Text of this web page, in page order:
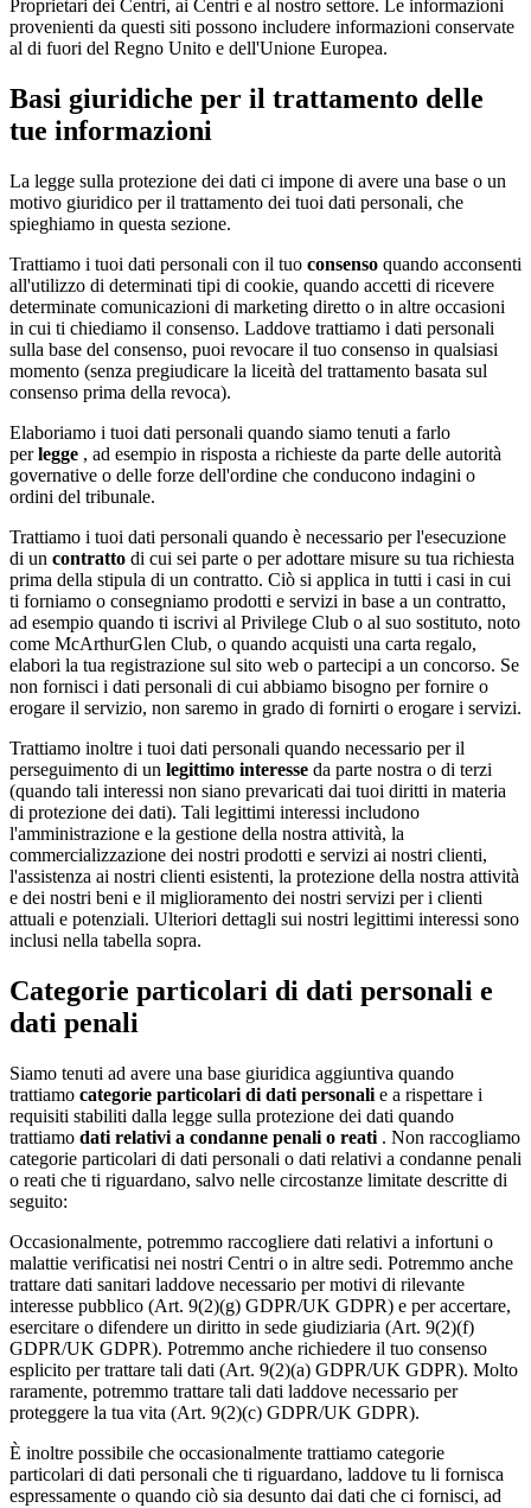
Proprietari dei Centri, ai Centri e al nostro settore. Le informazioni
provenienti da questi siti possono includere informazioni conservate
al di fuori del Regno Unito e dell'Unione Europea.
Basi giuridiche per il trattamento delle
tue informazioni
La legge sulla protezione dei dati ci impone di avere una base o un
motivo giuridico per il trattamento dei tuoi dati personali, che
spieghiamo in questa sezione.
Trattiamo i tuoi dati personali con il tuo consenso quando acconsenti
all'utilizzo di determinati tipi di cookie, quando accetti di ricevere
determinate comunicazioni di marketing diretto o in altre occasioni
in cui ti chiediamo il consenso. Laddove trattiamo i dati personali
sulla base del consenso, puoi revocare il tuo consenso in qualsiasi
momento (senza pregiudicare la liceità del trattamento basata sul
consenso prima della revoca).
Elaboriamo i tuoi dati personali quando siamo tenuti a farlo
perlegge , ad esempio in risposta a richieste da parte delle autorità
governative o delle forze dell'ordine che conducono indagini o
ordini del tribunale.
Trattiamo i tuoi dati personali quando è necessario per l'esecuzione
di un contratto di cui sei parte o per adottare misure su tua richiesta
prima della stipula di un contratto. Ciò si applica in tutti i casi in cui
ti forniamo o consegniamo prodotti e servizi in base a un contratto,
ad esempio quando ti iscrivi al Privilege Club o al suo sostituto, noto
come McArthurGlen Club, o quando acquisti una carta regalo,
elabori la tua registrazione sul sito web o partecipi a un concorso. Se
non fornisci i dati personali di cui abbiamo bisogno per fornire o
erogare il servizio, non saremo in grado di fornirti o erogare i servizi.
Trattiamo inoltre i tuoi dati personali quando necessario per il
perseguimento di un legittimo interesse da parte nostra o di terzi
(quando tali interessi non siano prevaricati dai tuoi diritti in materia
di protezione dei dati). Tali legittimi interessi includono
l'amministrazione e la gestione della nostra attività, la
commercializzazione dei nostri prodotti e servizi ai nostri clienti,
l'assistenza ai nostri clienti esistenti, la protezione della nostra attività
e dei nostri beni e il miglioramento dei nostri servizi per i clienti
attuali e potenziali. Ulteriori dettagli sui nostri legittimi interessi sono
inclusi nella tabella sopra.
Categorie particolari di dati personali e
dati penali
Siamo tenuti ad avere una base giuridica aggiuntiva quando
trattiamo categorie particolari di dati personali e a rispettare i
requisiti stabiliti dalla legge sulla protezione dei dati quando
trattiamo dati relativi a condanne penali o reati . Non raccogliamo
categorie particolari di dati personali o dati relativi a condanne penali
o reati che ti riguardano, salvo nelle circostanze limitate descritte di
seguito:
Occasionalmente, potremmo raccogliere dati relativi a infortuni o
malattie verificatisi nei nostri Centri o in altre sedi. Potremmo anche
trattare dati sanitari laddove necessario per motivi di rilevante
interesse pubblico (Art. 9(2)(g) GDPR/UK GDPR) e per accertare,
esercitare o difendere un diritto in sede giudiziaria (Art. 9(2)(f)
GDPR/UK GDPR). Potremmo anche richiedere il tuo consenso
esplicito per trattare tali dati (Art. 9(2)(a) GDPR/UK GDPR). Molto
raramente, potremmo trattare tali dati laddove necessario per
proteggere la tua vita (Art. 9(2)(c) GDPR/UK GDPR).
È inoltre possibile che occasionalmente trattiamo categorie
particolari di dati personali che ti riguardano, laddove tu li fornisca
espressamente o quando ciò sia desunto dai dati che ci fornisci, ad